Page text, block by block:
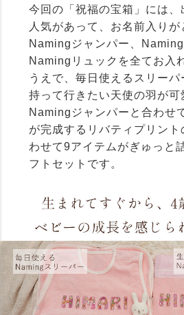
今回の「祝福の宝箱」には、
人気があって、お名前入りが
Namingジャンパー、Naming
Namingリュックを全てお入
うえで、毎日使えるスリー
持って行きたい天使の羽が可
Namingジャンパーと合わせ
が完成するリバティプリント
わせて9アイテムがぎゅっと
フトセットです。